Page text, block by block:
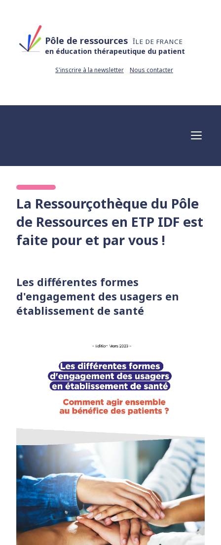
Pôle de ressources ÎLE DE FRANCE
en éducation thérapeutique du patient
S'inscrire à la newsletter Nous contacter
La Ressourçothèque du Pôle
de Ressources en ETP IDF est
faite pour et par vous !
Les différentes formes
d'engagement des usagers en
établissement de santé